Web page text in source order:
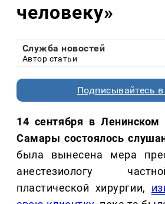
человеку»
Служба новостей
Автор статьи
Подписывайтесь в
14 сентября в Ленинском
Самары состоялось
была вынесена мера
анестезиологу
пластической хирургии,